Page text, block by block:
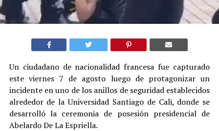
Un ciudadano de nacionalidad francesa fue capturado
este viernes 7 de agosto luego de protagonizar un
incidente en uno de los anillos de seguridad establecidos
alrededor de la Universidad Santiago de Cali, donde se
desarrolló la ceremonia de posesión presidencial de
Abelardo De La Espriella.